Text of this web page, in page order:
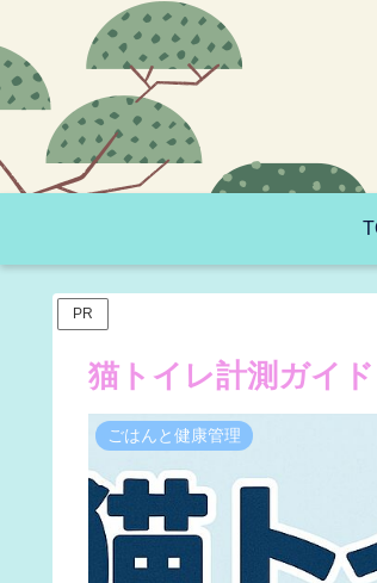
PR
猫トイレ計測ガイ
ごはんと健康管理